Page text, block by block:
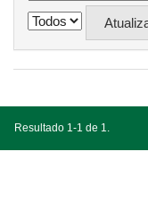
Resultado 1-1 de 1.